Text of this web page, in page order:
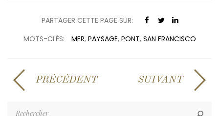
PARTAGER CETTE PAGE SUR:
MOTS-CLÉS:
MER, PAYSAGE, PONT, SAN FRANCISCO
PRÉCÉDENT SUIVANT